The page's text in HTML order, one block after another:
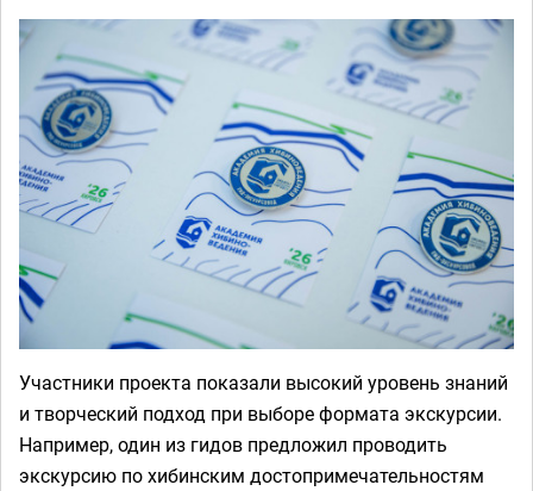
Участники проекта показали высокий уровень знаний
и творческий подход при выборе формата экскурсии.
Например, один из гидов предложил проводить
экскурсию по хибинским достопримечательностям